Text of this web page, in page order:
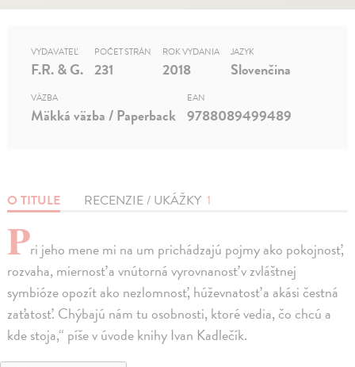
O TITULE RECENZIE / UKÁŽKY 1
Pri jeho mene mi na um prichádzajú pojmy ako pokojnosť,
rozvaha, miernosť a vnútorná vyrovnanosť v zvláštnej
symbióze opozít ako nezlomnosť, húževnatosť a akási čestná
zaťatosť. Chýbajú nám tu osobnosti, ktoré vedia, čo chcú a
kde stoja,“ píše v úvode knihy Ivan Kadlečík.
VYDAVATEĽ
F.R. & G.
POČET STRÁN
231
ROK VYDANIA
2018
JAZYK
Slovenčina
VÄZBA
Mäkká väzba / Paperback
EAN
9788089499489